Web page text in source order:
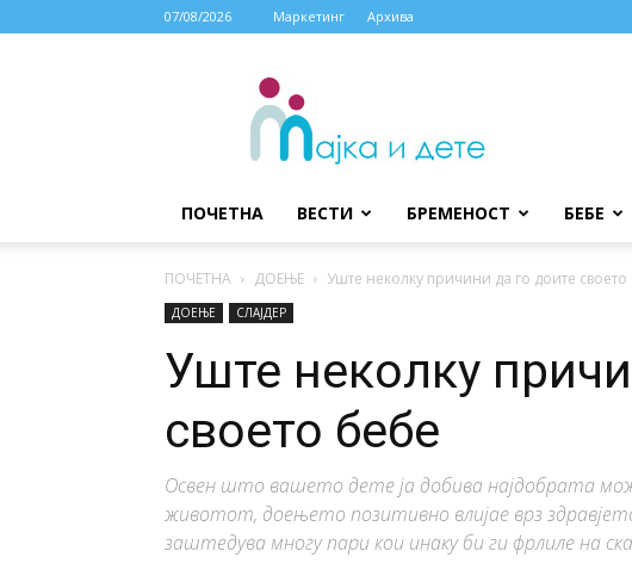
07/08/2026 Маркетинг Архива
МАЈКА
ДЕТЕ
ПОЧЕТНА ВЕСТИ БРЕМЕНОСТ БЕБЕ
ПОЧЕТНА ДОЕЊЕ Уште неколку причини да го доите своето
ДОЕЊЕ СЛАЈДЕР
Уште неколку
своето бебе
Освен што вашето дете ја добива најдобрата
животот, доењето позитивно влијае врз
заштедува многу пари кои инаку би ги фрлиле на